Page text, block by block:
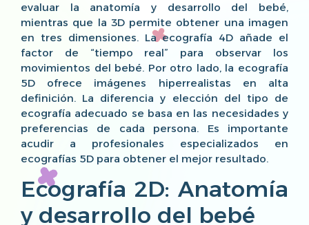
evaluar la anatomía y desarrollo del bebé,
mientras que la 3D permite obtener una imagen
en tres dimensiones. La ecografía 4D añade el
factor de “tiempo real” para observar los
movimientos del bebé. Por otro lado, la ecografía
5D ofrece imágenes hiperrealistas en alta
definición. La diferencia y elección del tipo de
ecografía adecuado se basa en las necesidades y
preferencias de cada persona. Es importante
acudir a profesionales especializados en
ecografías 5D para obtener el mejor resultado.
Ecografía 2D: Anatomía
y desarrollo del bebé